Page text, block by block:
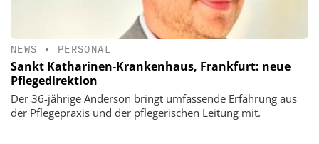
NEWS • PERSONAL
Sankt Katharinen-Krankenhaus, Frankfurt: neue
Pflegedirektion
Der 36-jährige Anderson bringt umfassende Erfahrung aus
der Pflegepraxis und der pflegerischen Leitung mit.